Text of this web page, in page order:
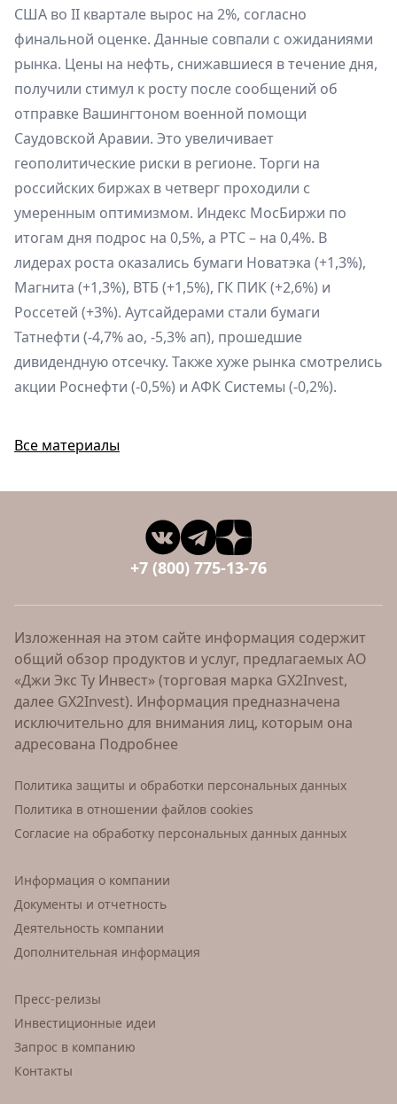
США во II квартале вырос на 2%, согласно
финальной оценке. Данные совпали с ожиданиями
рынка. Цены на нефть, снижавшиеся в течение дня,
получили стимул к росту после сообщений об
отправке Вашингтоном военной помощи
Саудовской Аравии. Это увеличивает
геополитические риски в регионе. Торги на
российских биржах в четверг проходили с
умеренным оптимизмом. Индекс МосБиржи по
итогам дня подрос на 0,5%, а РТС – на 0,4%. В
лидерах роста оказались бумаги Новатэка (+1,3%),
Магнита (+1,3%), ВТБ (+1,5%), ГК ПИК (+2,6%) и
Россетей (+3%). Аутсайдерами стали бумаги
Татнефти (-4,7% ао, -5,3% ап), прошедшие
дивидендную отсечку. Также хуже рынка смотрелись
акции Роснефти (-0,5%) и АФК Системы (-0,2%).
Все материалы
+7 (800) 775-13-76
Изложенная на этом сайте информация содержит
общий обзор продуктов и услуг, предлагаемых АО
«Джи Экс Ту Инвест» (торговая марка GX2Invest,
далее GX2Invest). Информация предназначена
исключительно для внимания лиц, которым она
адресована Подробнее
Политика защиты и обработки персональных данных
Политика в отношении файлов cookies
Согласие на обработку персональных данных данных
Информация о компании
Документы и отчетность
Деятельность компании
Дополнительная информация
Пресс-релизы
Инвестиционные идеи
Запрос в компанию
Контакты